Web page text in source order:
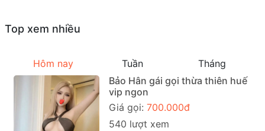
Top xem nhiều
Hôm nay Tuần
Tháng
Bảo Hân gái gọi thừa thiên huế
vip ngon
Giá gọi: 700.000đ
540 lượt xem